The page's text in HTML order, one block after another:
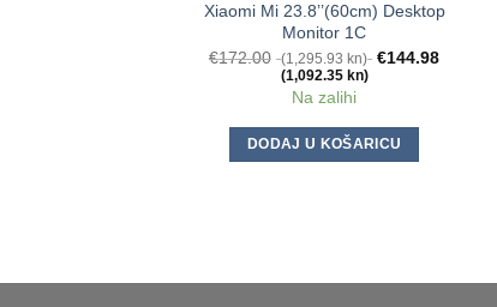
Xiaomi Mi 23.8’’(60cm) Desktop
Monitor 1C
€172.00 (1,295.93 kn) €144.98
(1,092.35 kn)
Na zalihi
DODAJ U KOŠARICU